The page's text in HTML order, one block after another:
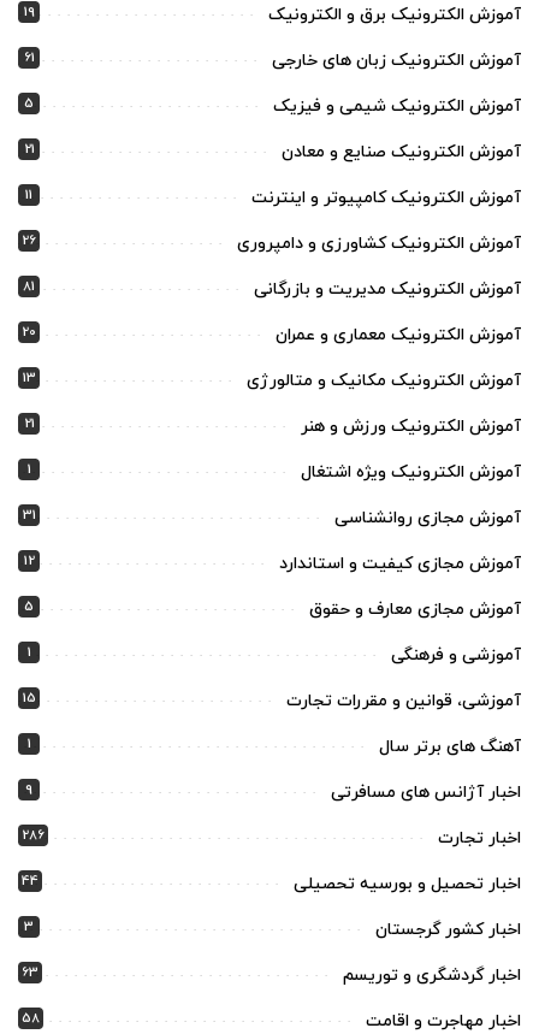
آموزش الکترونیک برق و الکترونیک 19
آموزش الکترونیک زبان های خارجی 61
آموزش الکترونیک شیمی و فیزیک 5
آموزش الکترونیک صنایع و معادن 21
آموزش الکترونیک کامپیوتر و اینترنت 11
آموزش الکترونیک کشاورزی و دامپروری 26
آموزش الکترونیک مدیریت و بازرگانی 81
آموزش الکترونیک معماری و عمران 20
آموزش الکترونیک مکانیک و متالورژی 13
آموزش الکترونیک ورزش و هنر 21
آموزش الکترونیک ویژه اشتغال 1
آموزش مجازی روانشناسی 31
آموزش مجازی کیفیت و استاندارد 12
آموزش مجازی معارف و حقوق 5
آموزشی و فرهنگی 1
آموزشی، قوانین و مقررات تجارت 15
آهنگ های برتر سال 1
اخبار آژانس های مسافرتی 9
اخبار تجارت 286
اخبار تحصیل و بورسیه تحصیلی 44
اخبار کشور گرجستان 3
اخبار گردشگری و توریسم 63
اخبار مهاجرت و اقامت 58